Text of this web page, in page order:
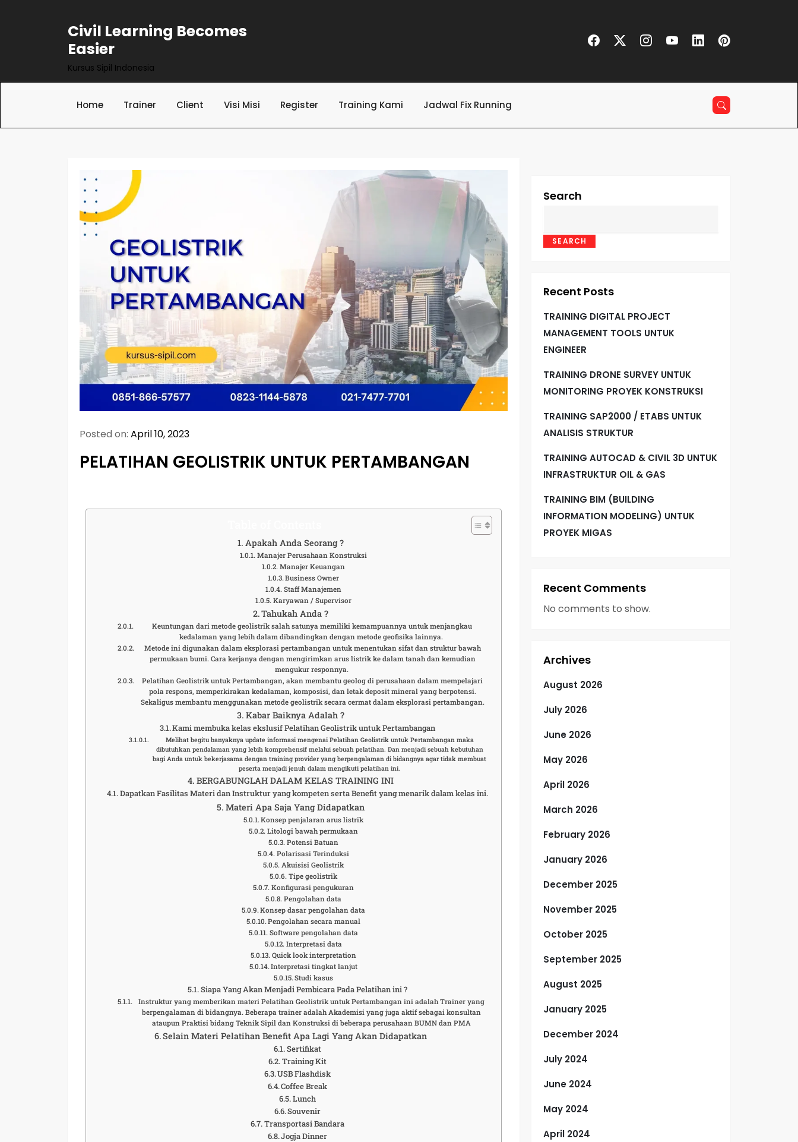
Civil Learning Becomes
Easier
Kursus Sipil Indonesia
Home Trainer Client Visi Misi Register Training Kami Jadwal Fix Running
Posted on: April 10, 2023
PELATIHAN GEOLISTRIK UNTUK PERTAMBANGAN
Apakah Anda Seorang ?
Manajer Perusahaan Konstruksi
Manajer Keuangan
Business Owner
Staff Manajemen
Karyawan / Supervisor
Tahukah Anda ?
Keuntungan dari metode geolistrik salah satunya memiliki kemampuannya untuk menjangkau
kedalaman yang lebih dalam dibandingkan dengan metode geofisika lainnya.
Metode ini digunakan dalam eksplorasi pertambangan untuk menentukan sifat dan struktur bawah
permukaan bumi. Cara kerjanya dengan mengirimkan arus listrik ke dalam tanah dan kemudian
mengukur responnya.
Pelatihan Geolistrik untuk Pertambangan, akan membantu geolog di perusahaan dalam mempelajari
pola respons, memperkirakan kedalaman, komposisi, dan letak deposit mineral yang berpotensi.
Sekaligus membantu menggunakan metode geolistrik secara cermat dalam eksplorasi pertambangan.
Kabar Baiknya Adalah ?
Kami membuka kelas ekslusif Pelatihan Geolistrik untuk Pertambangan
Melihat begitu banyaknya update informasi mengenai Pelatihan Geolistrik untuk Pertambangan maka
dibutuhkan pendalaman yang lebih komprehensif melalui sebuah pelatihan. Dan menjadi sebuah kebutuhan
bagi Anda untuk bekerjasama dengan training provider yang berpengalaman di bidangnya agar tidak membuat
peserta menjadi jenuh dalam mengikuti pelatihan ini.
BERGABUNGLAH DALAM KELAS TRAINING INI
Dapatkan Fasilitas Materi dan Instruktur yang kompeten serta Benefit yang menarik dalam kelas ini.
Materi Apa Saja Yang Didapatkan
Konsep penjalaran arus listrik
Litologi bawah permukaan
Potensi Batuan
Polarisasi Terinduksi
Akuisisi Geolistrik
Tipe geolistrik
Konfigurasi pengukuran
Pengolahan data
Konsep dasar pengolahan data
Pengolahan secara manual
Software pengolahan data
Interpretasi data
Quick look interpretation
Interpretasi tingkat lanjut
Studi kasus
Siapa Yang Akan Menjadi Pembicara Pada Pelatihan ini ?
Instruktur yang memberikan materi Pelatihan Geolistrik untuk Pertambangan ini adalah Trainer yang
berpengalaman di bidangnya. Beberapa trainer adalah Akademisi yang juga aktif sebagai konsultan
ataupun Praktisi bidang Teknik Sipil dan Konstruksi di beberapa perusahaan BUMN dan PMA
Selain Materi Pelatihan Benefit Apa Lagi Yang Akan Didapatkan
Sertifikat
Training Kit
USB Flashdisk
Coffee Break
Lunch
Souvenir
Transportasi Bandara
Jogja Dinner
Search
SEARCH
Recent Posts
TRAINING DIGITAL PROJECT
MANAGEMENT TOOLS UNTUK
ENGINEER
TRAINING DRONE SURVEY UNTUK
MONITORING PROYEK KONSTRUKSI
TRAINING SAP2000 / ETABS UNTUK
ANALISIS STRUKTUR
TRAINING AUTOCAD & CIVIL 3D UNTUK
INFRASTRUKTUR OIL & GAS
TRAINING BIM (BUILDING
INFORMATION MODELING) UNTUK
PROYEK MIGAS
Recent Comments
No comments to show.
Archives
August 2026
July 2026
June 2026
May 2026
April 2026
March 2026
February 2026
January 2026
December 2025
November 2025
October 2025
September 2025
August 2025
January 2025
December 2024
July 2024
June 2024
May 2024
April 2024